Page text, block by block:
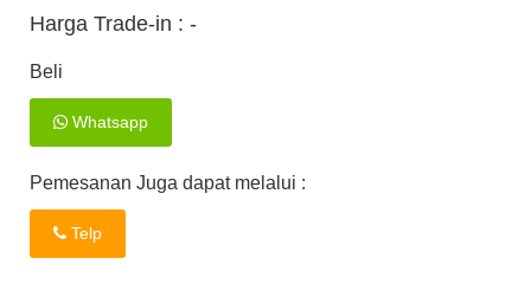
Harga Trade-in : -
Beli
Whatsapp
Pemesanan Juga dapat melalui :
Telp